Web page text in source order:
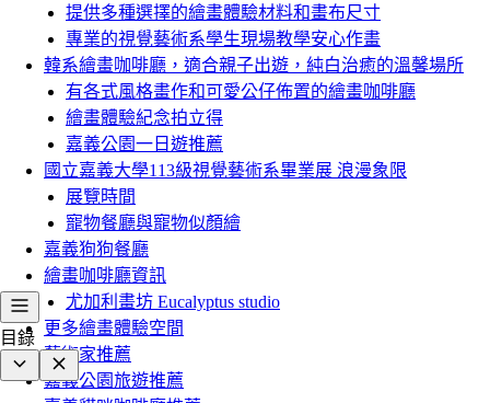
提供多種選擇的繪畫體驗材料和畫布尺寸
專業的視覺藝術系學生現場教學安心作畫
韓系繪畫咖啡廳，適合親子出遊，純白治癒的溫馨場所
有各式風格畫作和可愛公仔佈置的繪畫咖啡廳
繪畫體驗紀念拍立得
嘉義公園一日遊推薦
國立嘉義大學113級視覺藝術系畢業展 浪漫象限
展覽時間
寵物餐廳與寵物似顏繪
嘉義狗狗餐廳
繪畫咖啡廳資訊
尤加利畫坊 Eucalyptus studio
更多繪畫體驗空間
藝術家推薦
嘉義公園旅遊推薦
目錄